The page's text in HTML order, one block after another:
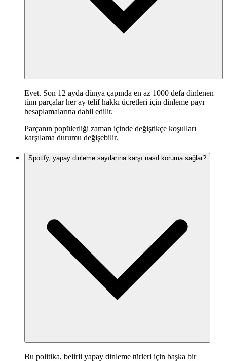
Evet. Son 12 ayda dünya çapında en az 1000 defa dinlenen
tüm parçalar her ay telif hakkı ücretleri için dinleme payı
hesaplamalarına dahil edilir.
Parçanın popülerliği zaman içinde değiştikçe koşulları
karşılama durumu değişebilir.
Spotify, yapay dinleme sayılarına karşı nasıl koruma sağlar?
Bu politika, belirli yapay dinleme türleri için başka bir